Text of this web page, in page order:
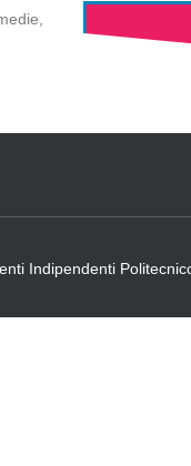
Indipendenti